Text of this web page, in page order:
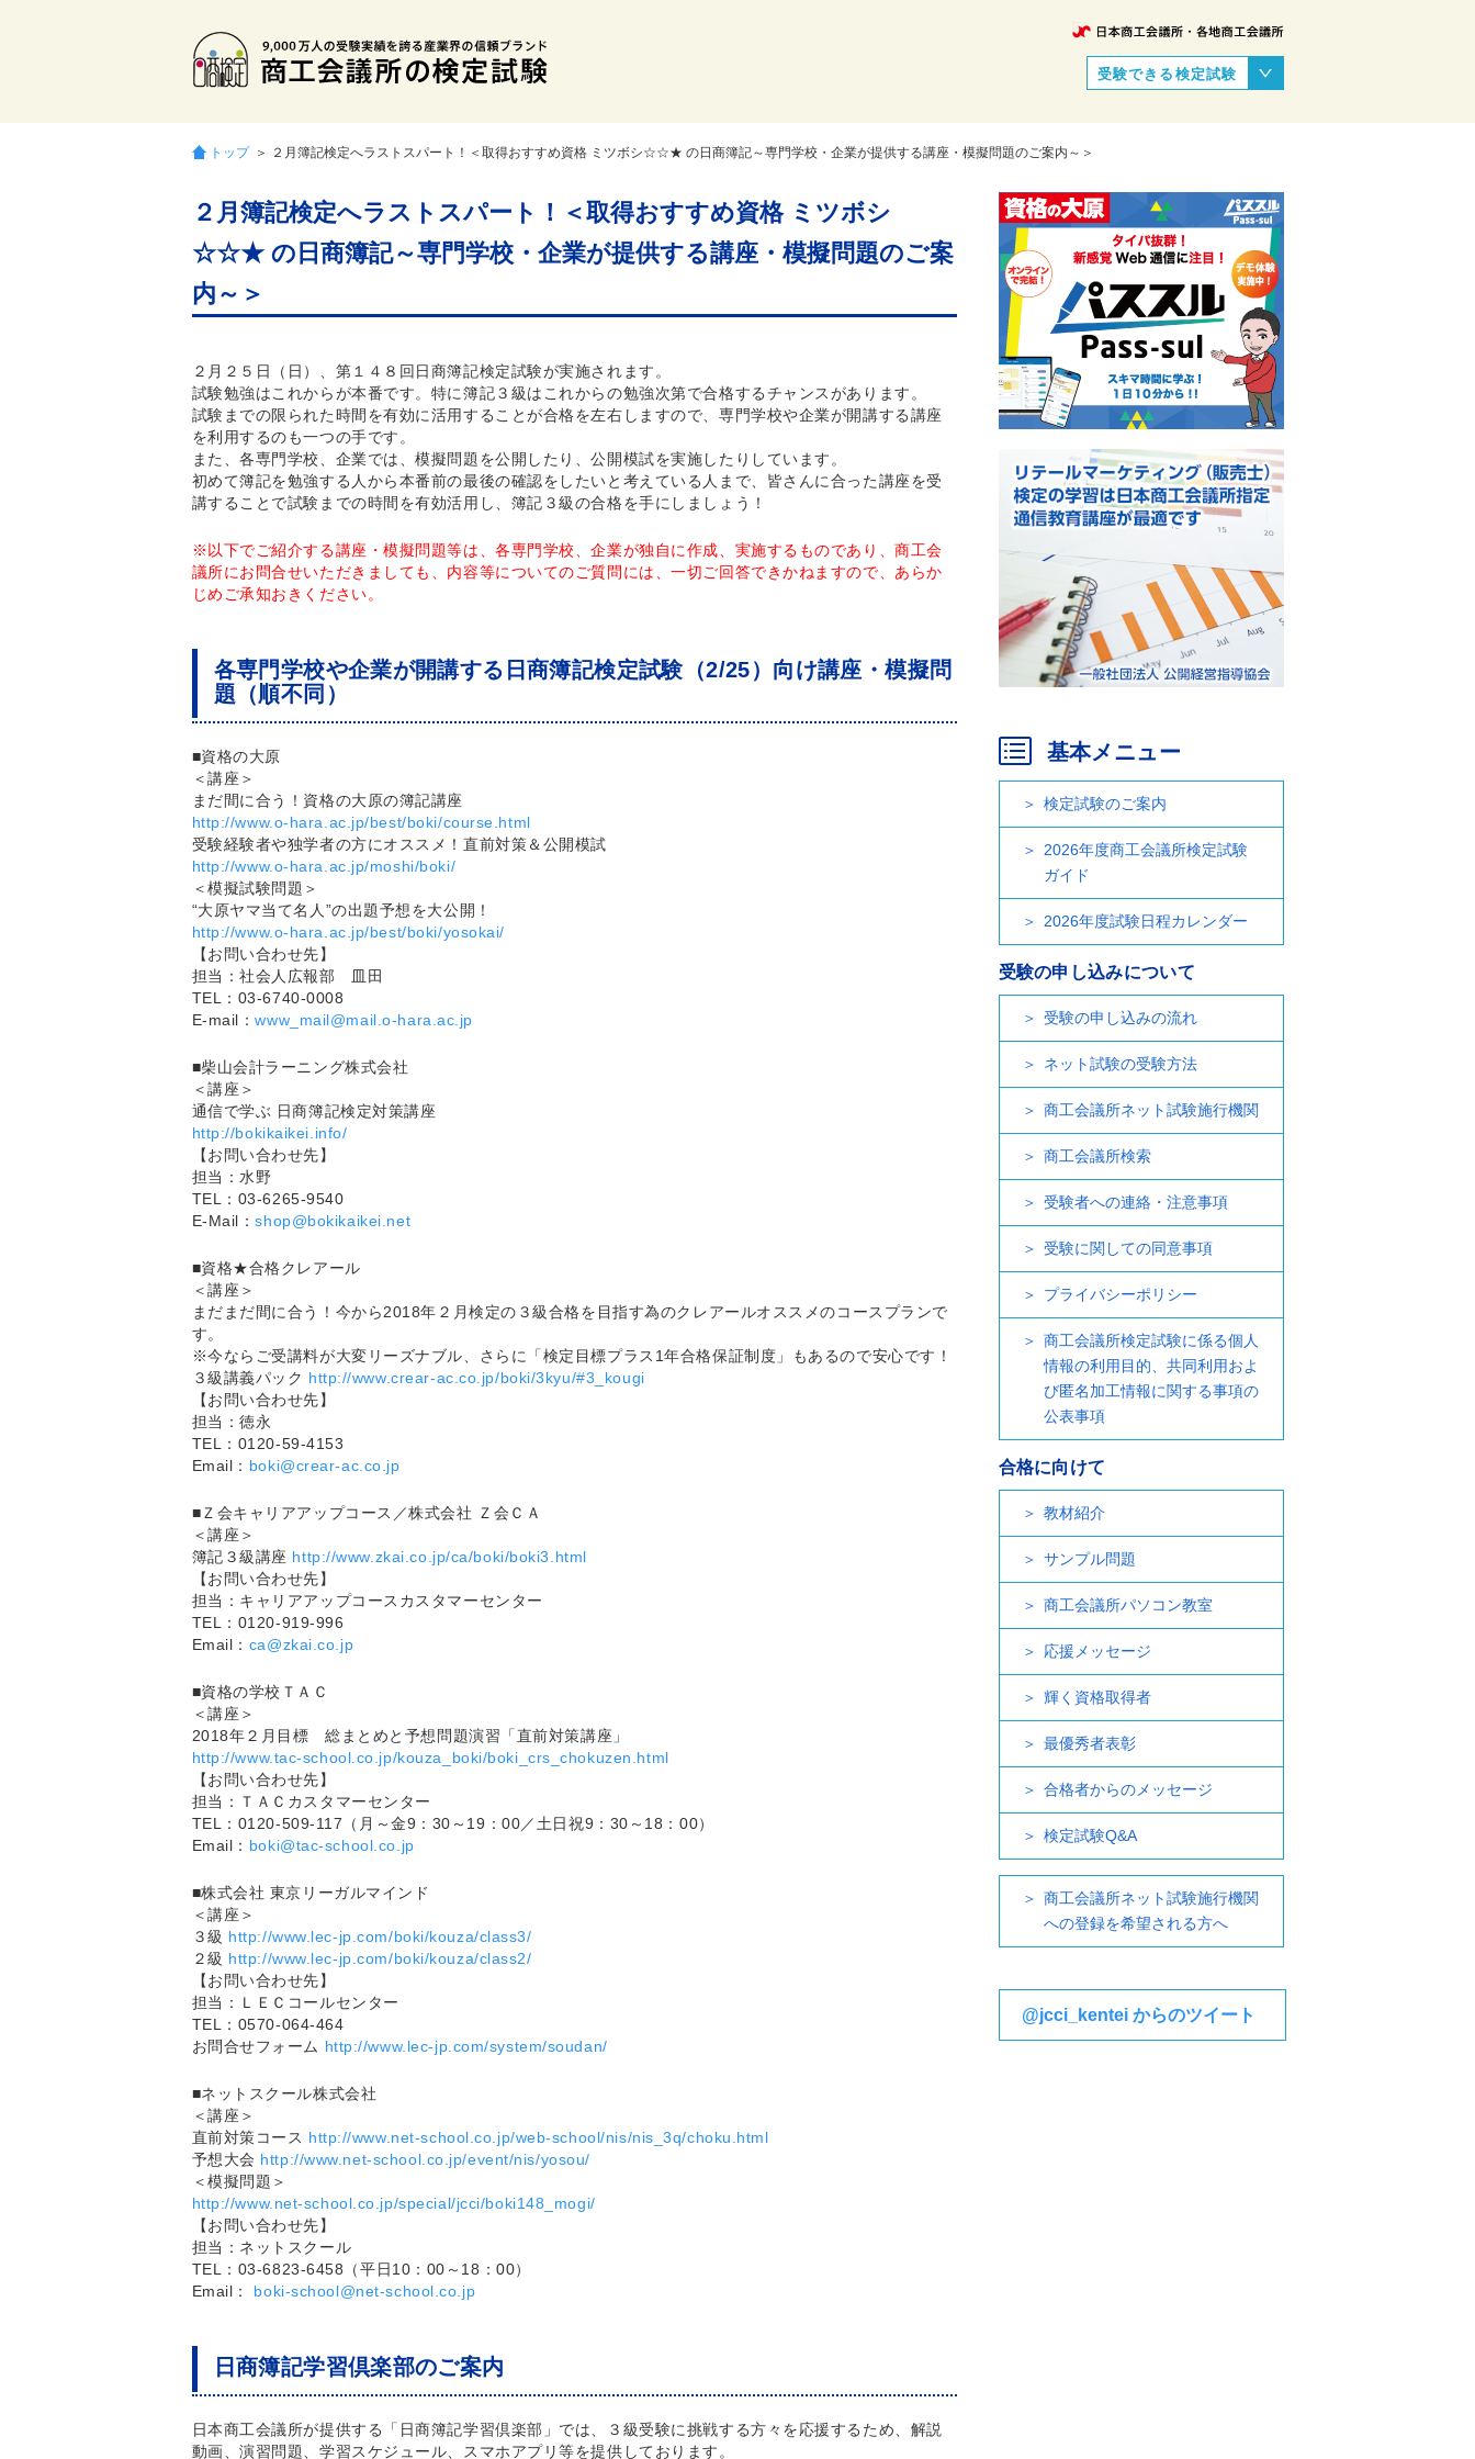
受験できる検定試験
トップ ＞ ２月簿記検定へラストスパート！＜取得おすすめ資格 ミツボシ☆☆★ の日商簿記～専門学校・企業が提供する講座・模擬問題のご案内～＞
２月簿記検定へラストスパート！＜取得おすすめ資格 ミツボシ
☆☆★ の日商簿記～専門学校・企業が提供する講座・模擬問題のご案
内～＞
２月２５日（日）、第１４８回日商簿記検定試験が実施されます。
試験勉強はこれからが本番です。特に簿記３級はこれからの勉強次第で合格するチャンスがあります。
試験までの限られた時間を有効に活用することが合格を左右しますので、専門学校や企業が開講する講座
を利用するのも一つの手です。
また、各専門学校、企業では、模擬問題を公開したり、公開模試を実施したりしています。
初めて簿記を勉強する人から本番前の最後の確認をしたいと考えている人まで、皆さんに合った講座を受
講することで試験までの時間を有効活用し、簿記３級の合格を手にしましょう！
※以下でご紹介する講座・模擬問題等は、各専門学校、企業が独自に作成、実施するものであり、商工会
議所にお問合せいただきましても、内容等についてのご質問には、一切ご回答できかねますので、あらか
じめご承知おきください。
各専門学校や企業が開講する日商簿記検定試験（2/25）向け講座・模擬問
題（順不同）
■資格の大原
＜講座＞
まだ間に合う！資格の大原の簿記講座
http://www.o-hara.ac.jp/best/boki/course.html
受験経験者や独学者の方にオススメ！直前対策＆公開模試
http://www.o-hara.ac.jp/moshi/boki/
＜模擬試験問題＞
“大原ヤマ当て名人”の出題予想を大公開！
http://www.o-hara.ac.jp/best/boki/yosokai/
【お問い合わせ先】
担当：社会人広報部 皿田
TEL：03-6740-0008
E-mail：www_mail@mail.o-hara.ac.jp
■柴山会計ラーニング株式会社
＜講座＞
通信で学ぶ 日商簿記検定対策講座
http://bokikaikei.info/
【お問い合わせ先】
担当：水野
TEL：03-6265-9540
E-Mail：shop@bokikaikei.net
■資格★合格クレアール
＜講座＞
まだまだ間に合う！今から2018年２月検定の３級合格を目指す為のクレアールオススメのコースプランで
す。
※今ならご受講料が大変リーズナブル、さらに「検定目標プラス1年合格保証制度」もあるので安心です！
３級講義パック http://www.crear-ac.co.jp/boki/3kyu/#3_kougi
【お問い合わせ先】
担当：徳永
TEL：0120-59-4153
Email： boki@crear-ac.co.jp
■Ｚ会キャリアアップコース／株式会社 Ｚ会ＣＡ
＜講座＞
簿記３級講座 http://www.zkai.co.jp/ca/boki/boki3.html
【お問い合わせ先】
担当：キャリアアップコースカスタマーセンター
TEL：0120-919-996
Email： ca@zkai.co.jp
■資格の学校ＴＡＣ
＜講座＞
2018年２月目標 総まとめと予想問題演習「直前対策講座」
http://www.tac-school.co.jp/kouza_boki/boki_crs_chokuzen.html
【お問い合わせ先】
担当：ＴＡＣカスタマーセンター
TEL：0120-509-117（月～金9：30～19：00／土日祝9：30～18：00）
Email： boki@tac-school.co.jp
■株式会社 東京リーガルマインド
＜講座＞
３級 http://www.lec-jp.com/boki/kouza/class3/
２級 http://www.lec-jp.com/boki/kouza/class2/
【お問い合わせ先】
担当：ＬＥＣコールセンター
TEL：0570-064-464
お問合せフォーム http://www.lec-jp.com/system/soudan/
■ネットスクール株式会社
＜講座＞
直前対策コース http://www.net-school.co.jp/web-school/nis/nis_3q/choku.html
予想大会 http://www.net-school.co.jp/event/nis/yosou/
＜模擬問題＞
http://www.net-school.co.jp/special/jcci/boki148_mogi/
【お問い合わせ先】
担当：ネットスクール
TEL：03-6823-6458（平日10：00～18：00）
Email：
boki-school@net-school.co.jp
日商簿記学習倶楽部のご案内
日本商工会議所が提供する「日商簿記学習倶楽部」では、３級受験に挑戦する方々を応援するため、解説
動画、演習問題、学習スケジュール、スマホアプリ等を提供しております。
基本メニュー
検定試験のご案内
2026年度商工会議所検定試験
ガイド
2026年度試験日程カレンダー
受験の申し込みについて
受験の申し込みの流れ
ネット試験の受験方法
商工会議所ネット試験施行機関
商工会議所検索
受験者への連絡・注意事項
受験に関しての同意事項
プライバシーポリシー
商工会議所検定試験に係る個人
情報の利用目的、共同利用およ
び匿名加工情報に関する事項の
公表事項
合格に向けて
教材紹介
サンプル問題
商工会議所パソコン教室
応援メッセージ
輝く資格取得者
最優秀者表彰
合格者からのメッセージ
検定試験Q&A
商工会議所ネット試験施行機関
への登録を希望される方へ
@jcci_kentei からのツイート